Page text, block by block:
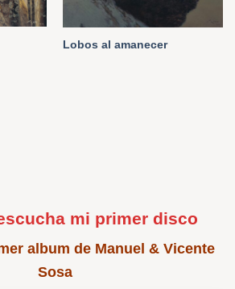
Lobos al amanecer
mi primer disco
album de Manuel & Vicente
Sosa